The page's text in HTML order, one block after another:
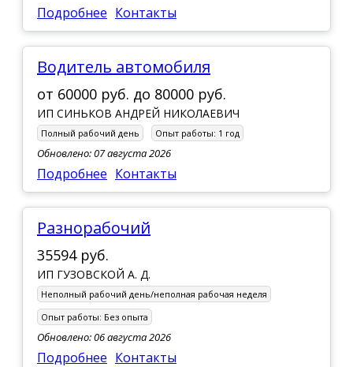
Подробнее Контакты
Водитель автомобиля
от 60000 руб. до 80000 руб.
ИП СИНЬКОВ АНДРЕЙ НИКОЛАЕВИЧ
Полный рабочий день Опыт работы: 1 год
Обновлено: 07 августа 2026
Подробнее Контакты
Разнорабочий
35594 руб.
ИП ГУЗОВСКОЙ А. Д.
Неполный рабочий день/неполная рабочая неделя
Опыт работы: Без опыта
Обновлено: 06 августа 2026
Подробнее Контакты